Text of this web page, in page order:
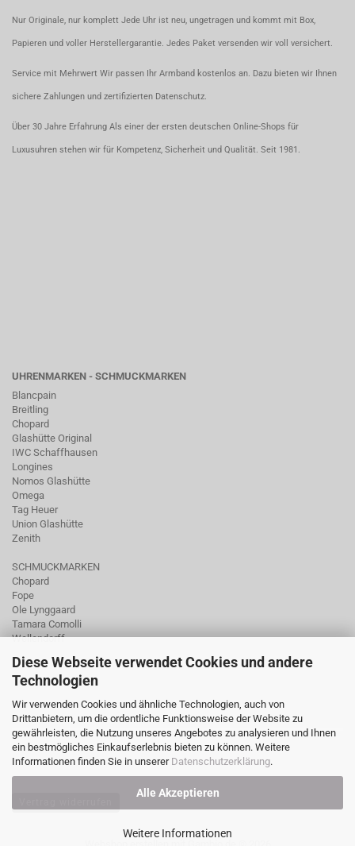
Diese Webseite verwendet Cookies und andere
Technologien
Wir verwenden Cookies und ähnliche Technologien, auch von
Drittanbietern, um die ordentliche Funktionsweise der Website zu
gewährleisten, die Nutzung unseres Angebotes zu analysieren und Ihnen
ein bestmögliches Einkaufserlebnis bieten zu können. Weitere
Informationen finden Sie in unserer Datenschutzerklärung.
Alle Akzeptieren
Weitere Informationen
Nur Originale, nur komplett Jede Uhr ist neu, ungetragen und kommt mit Box,
Papieren und voller Herstellergarantie. Jedes Paket versenden wir voll versichert.
Service mit Mehrwert Wir passen Ihr Armband kostenlos an. Dazu bieten wir Ihnen
sichere Zahlungen und zertifizierten Datenschutz.
Über 30 Jahre Erfahrung Als einer der ersten deutschen Online-Shops für
Luxusuhren stehen wir für Kompetenz, Sicherheit und Qualität. Seit 1981.
UHRENMARKEN - SCHMUCKMARKEN
Blancpain
Breitling
Chopard
Glashütte Original
IWC Schaffhausen
Longines
Nomos Glashütte
Omega
Tag Heuer
Union Glashütte
Zenith
SCHMUCKMARKEN
Chopard
Fope
Ole Lynggaard
Tamara Comolli
Wellendorff